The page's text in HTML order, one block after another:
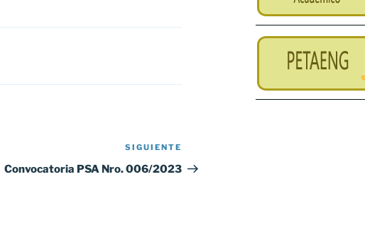
entrada
SIGUIENTE
Convocatoria PSA Nro. 006/2023